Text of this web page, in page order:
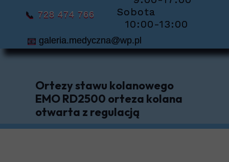
📧 galeria.medyczna@wp.pl
📞 728 474 766
Sobota
10:00-13:00
Ortezy stawu kolanowego
EMO RD2500 orteza kolana
otwarta z regulacją